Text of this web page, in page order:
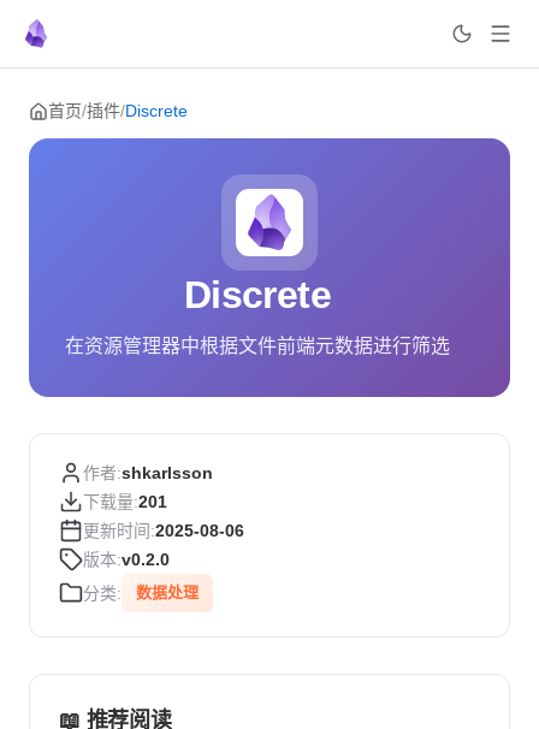
Skip to content
首页/插件/Discrete
Discrete
在资源管理器中根据文件前端元数据进行筛选
作者:shkarlsson
下载量:201
更新时间:2025-08-06
版本:v0.2.0
分类:
数据处理
📖 推荐阅读